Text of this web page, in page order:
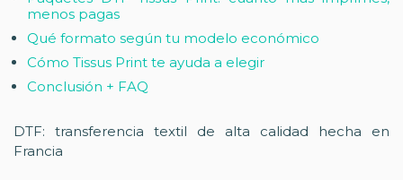
menos pagas
Qué formato según tu modelo económico
Cómo Tissus Print te ayuda a elegir
Conclusión + FAQ
DTF: transferencia textil de alta calidad hecha en
Francia